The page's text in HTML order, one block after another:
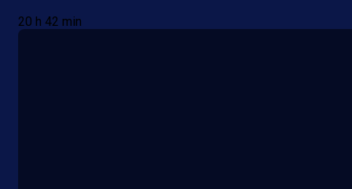
20 h 42 min